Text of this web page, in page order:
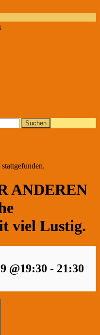
ANDEREN
viel Lustig.
@19:30 - 21:30